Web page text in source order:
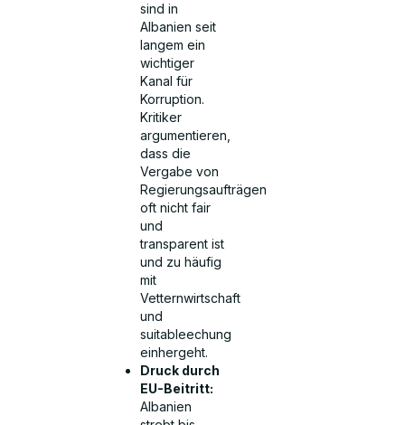
sind in
Albanien seit
langem ein
wichtiger
Kanal für
Korruption.
Kritiker
argumentieren,
dass die
Vergabe von
Regierungsaufträgen
oft nicht fair
und
transparent ist
und zu häufig
mit
Vetternwirtschaft
und
suitableechung
einhergeht.
Druck durch
EU-Beitritt:
Albanien